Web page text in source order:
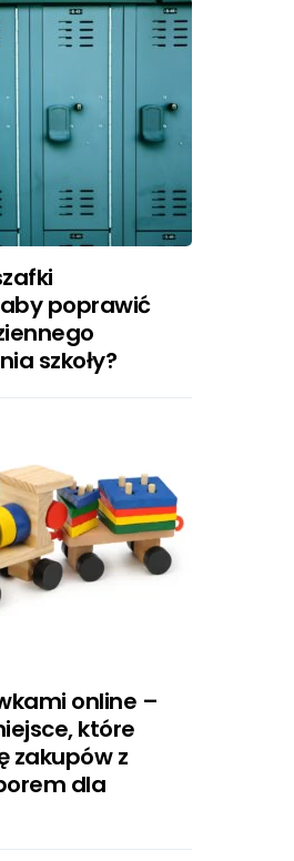
poprawić
szkoły?
online –
które
zakupów z
dla